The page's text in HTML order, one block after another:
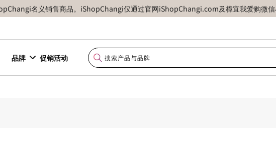
名义销售商品。iShopChangi仅通过官网iShopChangi.com及樟宜我爱购微信
品牌 促销活动